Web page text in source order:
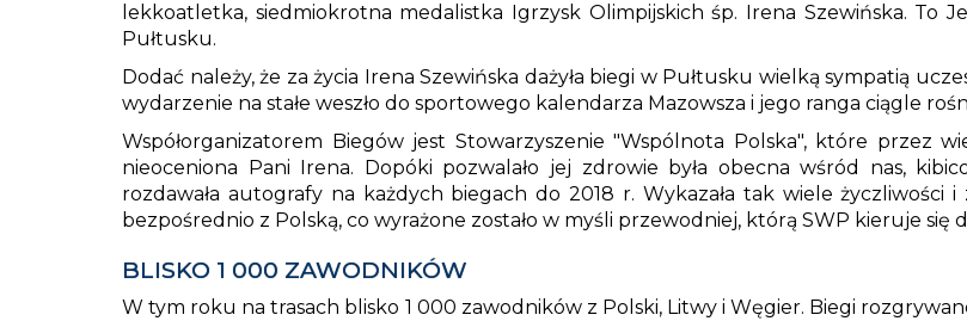
lekkoatletka, siedmiokrotna medalistka Igrzysk Olimpijskich śp. Irena Szewińska. To
Pułtusku.
Dodać należy, że za życia Irena Szewińska dażyła biegi w Pułtusku wielką sympatią
wydarzenie na stałe weszło do sportowego kalendarza Mazowsza i jego ranga ciągle
Współorganizatorem Biegów jest Stowarzyszenie "Wspólnota Polska", które przez
nieoceniona Pani Irena. Dopóki pozwalało jej zdrowie była obecna wśród nas,
rozdawała autografy na każdych biegach do 2018 r. Wykazała tak wiele
bezpośrednio z Polską, co wyrażone zostało w myśli przewodniej, którą SWP kieruje się
BLISKO 1 000 ZAWODNIKÓW
W tym roku na trasach blisko 1 000 zawodników z Polski, Litwy i Węgier. Biegi